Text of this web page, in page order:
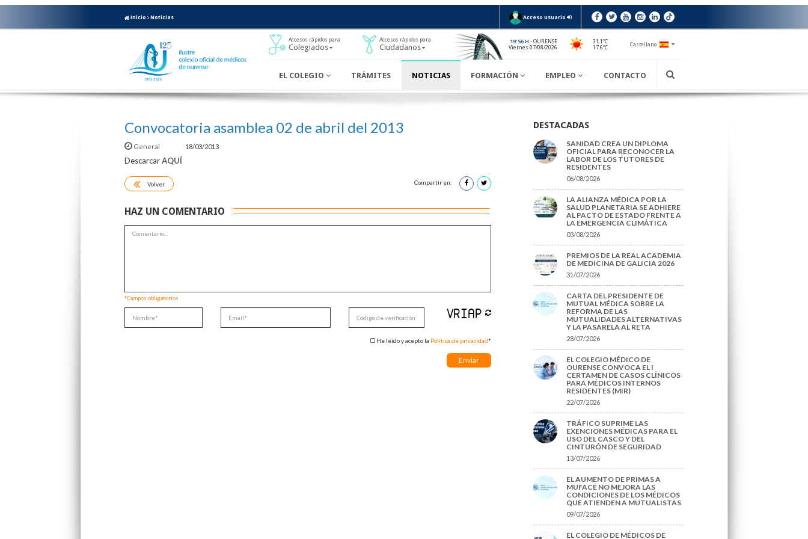
Inicio Noticias Acceso usuario
Accesos rápidos para
Colegiados
Accesos rápidos para
Ciudadanos
19:56 H - OURENSE
Viernes 07/08/2026
31.1ºC
17.6ºC
Castellano
EL COLEGIO TRÁMITES NOTICIAS FORMACIÓN EMPLEO CONTACTO
Convocatoria asamblea 02 de abril del 2013
General 18/03/2013
DescarcarAQUÍ
Volver Compartir en:
HAZ UN COMENTARIO
*Campos obligatorios
He leido y acepto la Política de privacidad*
DESTACADAS
SANIDAD CREA UN DIPLOMA
OFICIAL PARA RECONOCER LA
LABOR DE LOS TUTORES DE
RESIDENTES
06/08/2026
LA ALIANZA MÉDICA POR LA
SALUD PLANETARIA SE ADHIERE
AL PACTO DE ESTADO FRENTE A
LA EMERGENCIA CLIMÁTICA
03/08/2026
PREMIOS DE LA REAL ACADEMIA
DE MEDICINA DE GALICIA 2026
31/07/2026
CARTA DEL PRESIDENTE DE
MUTUAL MÉDICA SOBRE LA
REFORMA DE LAS
MUTUALIDADES ALTERNATIVAS
Y LA PASARELA AL RETA
28/07/2026
EL COLEGIO MÉDICO DE
OURENSE CONVOCA EL I
CERTAMEN DE CASOS CLÍNICOS
PARA MÉDICOS INTERNOS
RESIDENTES (MIR)
22/07/2026
TRÁFICO SUPRIME LAS
EXENCIONES MÉDICAS PARA EL
USO DEL CASCO Y DEL
CINTURÓN DE SEGURIDAD
13/07/2026
EL AUMENTO DE PRIMAS A
MUFACE NO MEJORA LAS
CONDICIONES DE LOS MÉDICOS
QUE ATIENDEN A MUTUALISTAS
09/07/2026
EL COLEGIO DE MÉDICOS DE